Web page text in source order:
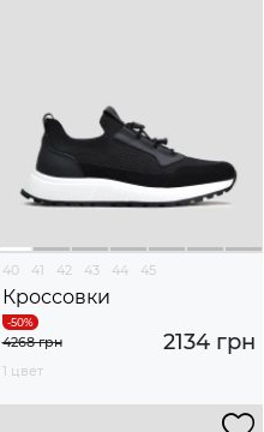
40 41 42 43 44 45
Кроссовки
2134 грн
4268 грн
1 цвет